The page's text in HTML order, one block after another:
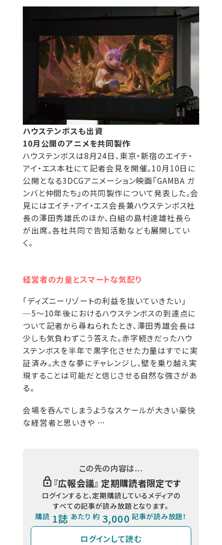
ハウステンボスも出資
10月公開のアニメを共同製作
ハウステンボスは8月24日、東京・新宿のエイチ・
アイ・エス本社にて記者会見を開催。10月10日に
公開となる3DCGアニメーション映画『GAMBA ガ
ンバと仲間たち』の共同製作について発表した。会
見にはエイチ・アイ・エス会長兼ハウステンボス社
長の澤田秀雄氏のほか、白組の島村達雄社長ら
が出席。各社共同で告知活動なども展開してい
く。
経営者の力量とスマートな気配り
「ディズニーリゾートの利益を抜いていきたい」
─5～10年後におけるハウステンボスの到達点に
ついて記者から尋ねられたとき、澤田秀雄会長は
少しも気負わずこう答えた。赤字続きだったハウ
ステンボスを半年で黒字化させた力量はすでに実
証済み。大きな夢にチャレンジし、壁を乗り越え実
現することは可能だと信じさせる自然な強さがあ
る。
会場を呑んでしまうようなスケールが大きい豪快
な経営者と思いきや …
この先の内容は...
『広報会議』 定期購読者限定です
ログインすると、定期購読しているメディアの
すべての記事が読み放題となります。
購読 1誌 あたり 約 3,000 記事が読み放題！
ログインして読む